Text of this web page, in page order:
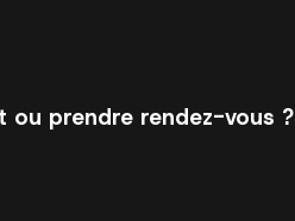
ou prendre rendez-vous ?